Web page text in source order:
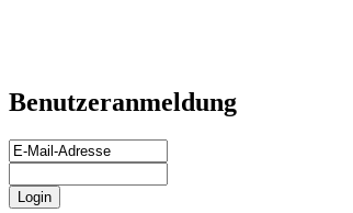
Benutzeranmeldung